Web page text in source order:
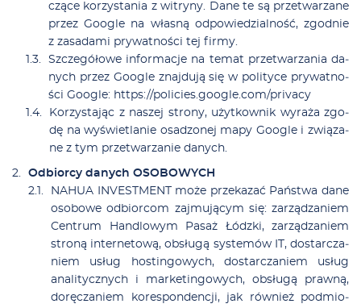
czą­ce ko­rzy­sta­nia z wi­try­ny. Da­ne te są prze­twa­rza­ne
przez Go­ogle na wła­sną od­po­wie­dzial­ność, zgod­nie
z za­sa­da­mi pry­wat­no­ści tej fir­my.
Sz­cze­gó­ło­we in­for­ma­cje na te­mat prze­twa­rza­nia da­
nych przez Go­ogle znaj­du­ją się w po­li­ty­ce pry­wat­no­
ści Go­ogle: https://po­li­cies.go­ogle.co­m/pri­va­cy
Ko­rzy­sta­jąc z na­szej stro­ny, użyt­kow­nik wy­ra­ża zgo­
dę na wy­świe­tla­nie osa­dzo­nej ma­py Go­ogle i zwią­za­
ne z tym prze­twa­rza­nie da­nych.
Od­bior­cy da­nych OSOBOWYCH
NAHUA INVESTMENT mo­że prze­ka­zać Pań­stwa da­ne
oso­bo­we od­bior­com zaj­mu­ją­cym się: za­rzą­dza­niem
Cen­trum Han­dlo­wym Pa­saż Łódz­ki, za­rzą­dza­niem
stro­ną in­ter­ne­to­wą, ob­słu­gą sys­te­mów IT, do­star­cza­
niem usług ho­stin­go­wych, do­star­cza­niem usług
ana­li­tycz­nych i mar­ke­tin­go­wych, ob­słu­gą praw­ną,
do­rę­cza­niem ko­re­spon­den­cji, jak rów­nież podmio­